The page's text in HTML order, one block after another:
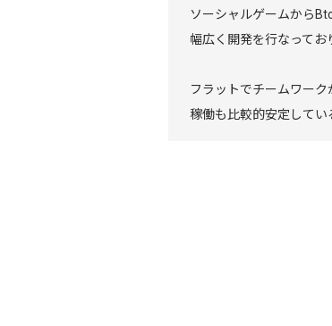
ソーシャルゲームから
幅広く開発を行なってお
フラットでチームワーク
稼働も比較的安定してい